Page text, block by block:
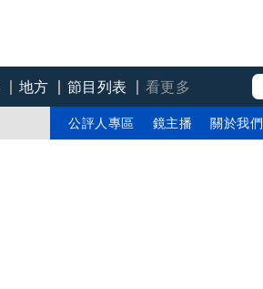
地方 節目列表
看更多
公評人專區 鏡主播 關於我們